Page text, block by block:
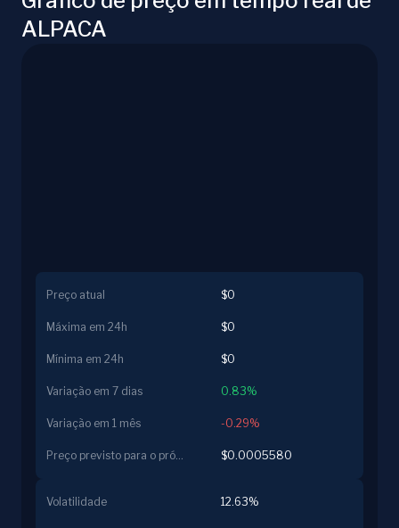
ALPACA
Preço atual $0
Máxima em 24h $0
Mínima em 24h $0
Variação em 7 dias 0.83%
Variação em 1 mês -0.29%
Preço previsto para o próximo dia $0.0005580
Volatilidade 12.63%